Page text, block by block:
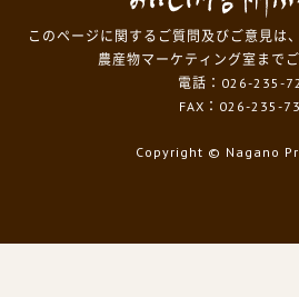
このページに関するご質問及びご意見は
農産物マーケティング室まで
電話：026-235-
FAX：026-235-
Copyright © Nagano